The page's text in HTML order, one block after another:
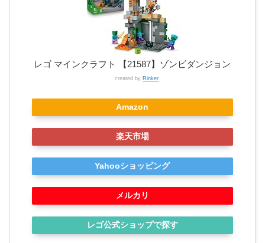
レゴ マインクラフト 【21587】ゾンビダンジョン
created by Rinker
Amazon
楽天市場
Yahooショッピング
メルカリ
レゴ公式ショップで探す